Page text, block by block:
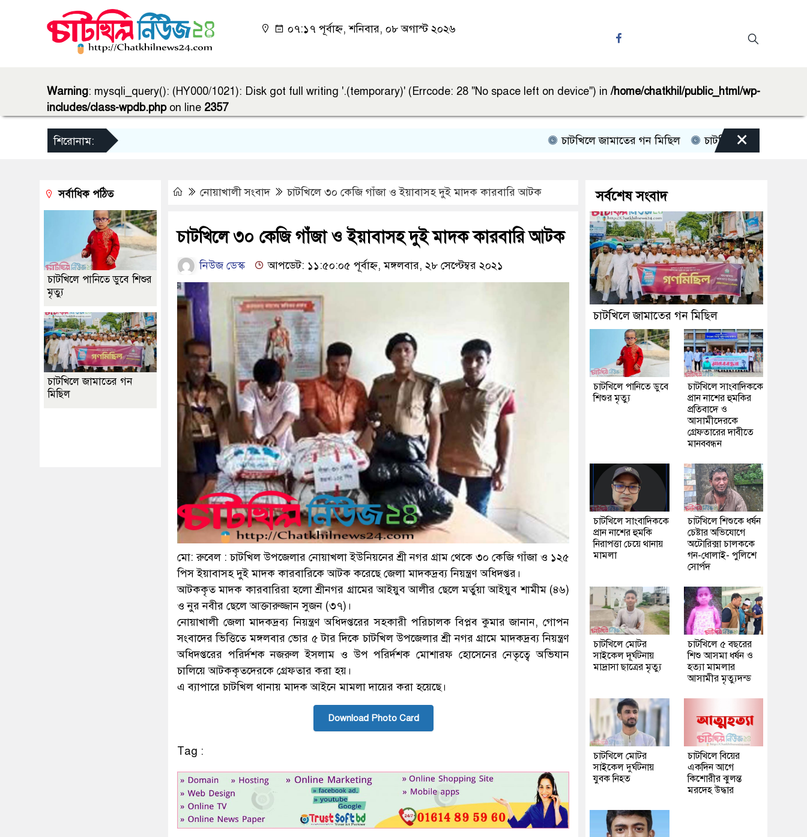
০৭:১৭ পূর্বাহ্ন, শনিবার, ০৮ অগাস্ট ২০২৬
Warning: mysqli_query(): (HY000/1021): Disk got full writing '.(temporary)' (Errcode: 28 "No space left on device") in/home/chatkhil/public_html/wp-
includes/class-wpdb.phpon line 2357
শিরোনাম: চাটখিলে জামাতের গন মিছিল চাটখিলে পানিতে ডুবে শিশুর
×
নোয়াখালী সংবাদ চাটখিলে ৩০ কেজি গাঁজা ও ইয়াবাসহ দুই মাদক কারবারি আটক
চাটখিলে ৩০ কেজি গাঁজা ও ইয়াবাসহ দুই মাদক কারবারি আটক
নিউজ ডেস্ক আপডেট: ১১:৫০:০৫ পূর্বাহ্ন, মঙ্গলবার, ২৮ সেপ্টেম্বর ২০২১
মো: রুবেল : চাটখিল উপজেলার নোয়াখলা ইউনিয়নের শ্রী নগর গ্রাম থেকে ৩০ কেজি গাঁজা ও ১২৫
পিস ইয়াবাসহ দুই মাদক কারবারিকে আটক করেছে জেলা মাদকদ্রব্য নিয়ন্ত্রণ অধিদপ্তর।
আটককৃত মাদক কারবারিরা হলো শ্রীনগর গ্রামের আইয়ুব আলীর ছেলে মর্তুয়া আইয়ুব শামীম (৪৬)
ও নুর নবীর ছেলে আক্তারুজ্জান সুজন (৩৭)।
নোয়াখালী জেলা মাদকদ্রব্য নিয়ন্ত্রণ অধিদপ্তরের সহকারী পরিচালক বিপ্লব কুমার জানান, গোপন
সংবাদের ভিত্তিতে মঙ্গলবার ভোর ৫ টার দিকে চাটখিল উপজেলার শ্রী নগর গ্রামে মাদকদ্রব্য নিয়ন্ত্রণ
অধিদপ্তরের পরির্দশক নজরুল ইসলাম ও উপ পরির্দশক মোশারফ হোসেনের নেতৃত্বে অভিযান
চালিয়ে আটককৃতদেরকে গ্রেফতার করা হয়।
এ ব্যাপারে চাটখিল থানায় মাদক আইনে মামলা দায়ের করা হয়েছে।
Download Photo Card
Tag :
সর্বাধিক পঠিত
চাটখিলে পানিতে ডুবে শিশুর
মৃত্যু
চাটখিলে জামাতের গন
মিছিল
সর্বশেষ সংবাদ
চাটখিলে জামাতের গন মিছিল
চাটখিলে পানিতে ডুবে
শিশুর মৃত্যু
চাটখিলে সাংবাদিককে
প্রান নাশের হুমকির
প্রতিবাদে ও
আসামীদেরকে
গ্রেফতারের দাবীতে
মানববন্ধন
চাটখিলে সাংবাদিককে
প্রান নাশের হুমকি
নিরাপত্তা চেয়ে থানায়
মামলা
চাটখিলে শিশুকে ধর্ষন
চেষ্টার অভিযোগে
অটোরিক্সা চালককে
গন-ধোলাই- পুলিশে
সোর্পদ
চাটখিলে মোটর
সাইকেল দূর্ঘটনায়
মাদ্রাসা ছাত্রের মৃত্যু
চাটখিলে ৫ বছরের
শিশু আসমা ধর্ষন ও
হত্যা মামলার
আসামীর মৃত্যুদন্ড
চাটখিলে মোটর
সাইকেল দুর্ঘটনায়
যুবক নিহত
চাটখিলে বিয়ের
একদিন আগে
কিশোরীর ঝুলন্ত
মরদেহ উদ্ধার